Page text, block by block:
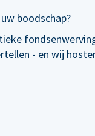
boodschap?
- en wij